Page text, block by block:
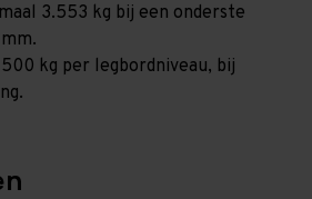
3.553 kg bij een onderste
kg per legbordniveau, bij